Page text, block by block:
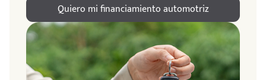
Quiero mi financiamiento automotriz